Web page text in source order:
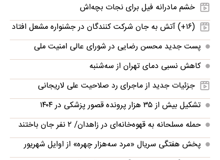
خشم مادرانه فیل برای نجات بچه‌اش
(۱۶+) آتش به جان شرکت کنندگان در جشنواره مشعل افتاد
پست جدید محسن رضایی در شورای عالی امنیت ملی
کاهش نسبی دمای تهران از سه‌شنبه
جزئیات جدید از ماجرای رد صلاحیت علی لاریجانی
تشکیل بیش از ۳۵ هزار پرونده‌ قصور پزشکی در ۱۴۰۴
حمله مسلحانه به قهوه‌خانه‌ای در زاهدان/ ۲ نفر جان باختند
پخش هفتگی سریال «مرد سه‌هزار چهره» از اوایل شهریور